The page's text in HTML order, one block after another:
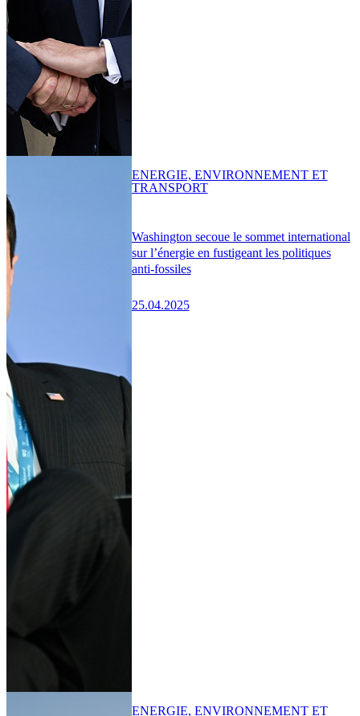
Washington secoue le sommet international
sur l’énergie en fustigeant les politiques
anti-fossiles
25.04.2025
ENERGIE, ENVIRONNEMENT ET
TRANSPORT
ENERGIE, ENVIRONNEMENT ET